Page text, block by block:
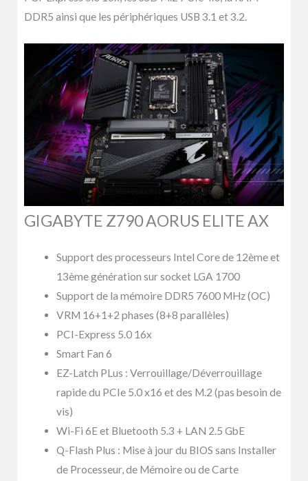
DDR5 ainsi que les périphériques USB 3.1 et 3.2.
GIGABYTE Z790 AORUS ELITE AX
Support des processeurs Intel Core de 12ème et
13ème génération sur socket LGA 1700
Support de la mémoire DDR5 7600 MHz (OC)
VRM 16+1+2 phases (8+8 parallèles)
PCI-Express 5.0 16x
Smart Fan 6
EZ-Latch PLus : Verrouillage/Déverrouillage
rapide du PCIe 5.0 x16 et des M.2 (pas besoin de
vis)
Wi-Fi 6E et Bluetooth 5.3 + LAN 2.5 GbE
Q-Flash Plus : Mise à jour du BIOS sans Installer
de Processeur, de Mémoire ou de Carte